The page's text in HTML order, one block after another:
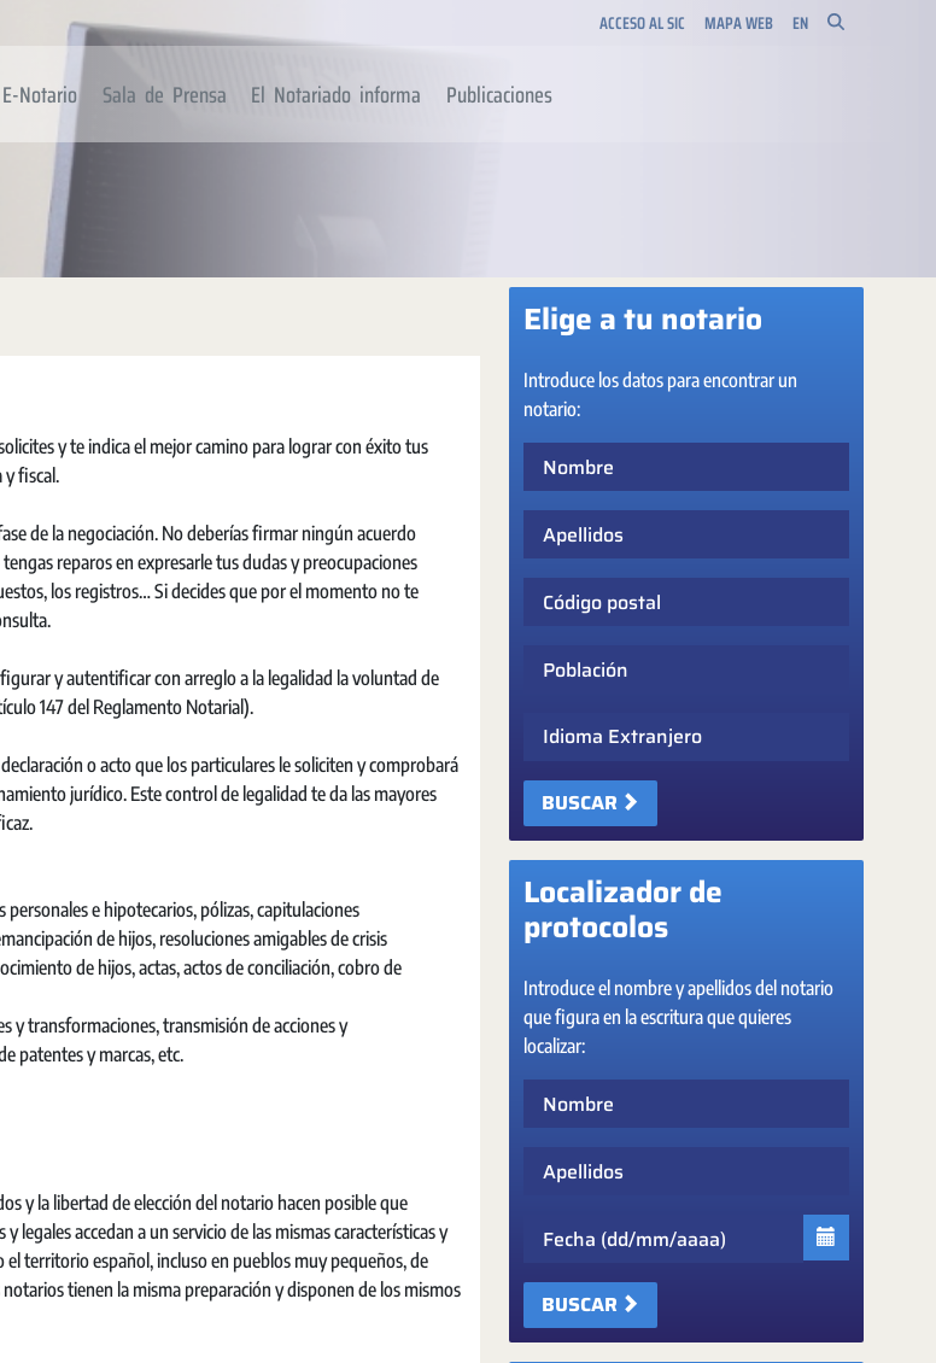
ACCESO AL SIC MAPA WEB EN
E-Notario Sala de Prensa El Notariado informa Publicaciones
y te indica el mejor camino para lograr con éxito tus
fiscal.
de la negociación. No deberías firmar ningún acuerdo
reparos en expresarle tus dudas y preocupaciones
los registros… Si decides que por el momento no te
y autentificar con arreglo a la legalidad la voluntad de
147 del Reglamento Notarial).
o acto que los particulares le soliciten y comprobará
jurídico. Este control de legalidad te da las mayores
e hipotecarios, pólizas, capitulaciones
de hijos, resoluciones amigables de crisis
de hijos, actas, actos de conciliación, cobro de
y transformaciones, transmisión de acciones y
patentes y marcas, etc.
y la libertad de elección del notario hacen posible que
accedan a un servicio de las mismas características y
territorio español, incluso en pueblos muy pequeños, de
tienen la misma preparación y disponen de los mismos
Elige a tu notario
Introduce los datos para encontrar un
notario:
Idioma Extranjero
BUSCAR
Localizador de
protocolos
Introduce el nombre y apellidos del notario
que figura en la escritura que quieres
localizar:
BUSCAR